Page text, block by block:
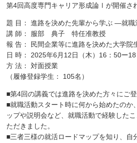
第4回高度専門キャリア形成論Ⅰが開催さ
題 目： 進路を決めた先輩から学ぶ ―就
講 師： 服部 典子 特任准教授
報 告： 民間企業等に進路を決めた大学院
日 時： 2025年6月12日（木）16：50ー
方 法： 対面授業
（履修登録学生： 105名）
■第4回の講義では進路を決めた方々にご登
■就職活動スタート時に何から始めたのか
ップや説明会など、就職活動で経験した
ただきました。
■三者三様の就活ロードマップを知り、自